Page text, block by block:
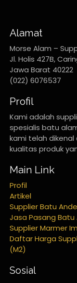
Alamat
Morse Alam –
Jl. Holis 427B,
Jawa Barat 40222
(022) 6076537
Profil
Kami adalah
spesialis batu
kami telah
kualitas produk
Main Link
Profil
Artikel
Supplier Batu
Jasa Pasang Batu
Supplier Marmer
Daftar Harga
(M2)
Sosial